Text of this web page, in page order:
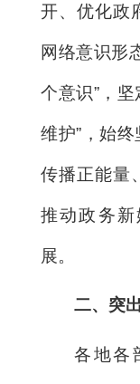
开、优化政
网络意识形
个意识”，坚
维护”，始终
传播正能量
推动政务
展。
二、突
各地各